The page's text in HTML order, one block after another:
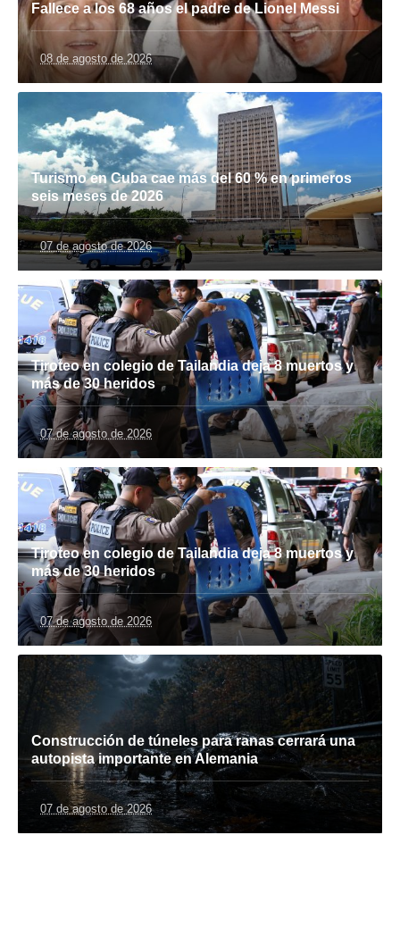
Fallece a los 68 años el padre de Lionel Messi
08 de agosto de 2026
Turismo en Cuba cae más del 60 % en primeros
seis meses de 2026
07 de agosto de 2026
Tiroteo en colegio de Tailandia deja 8 muertos y
más de 30 heridos
07 de agosto de 2026
Tiroteo en colegio de Tailandia deja 8 muertos y
más de 30 heridos
07 de agosto de 2026
Construcción de túneles para ranas cerrará una
autopista importante en Alemania
07 de agosto de 2026